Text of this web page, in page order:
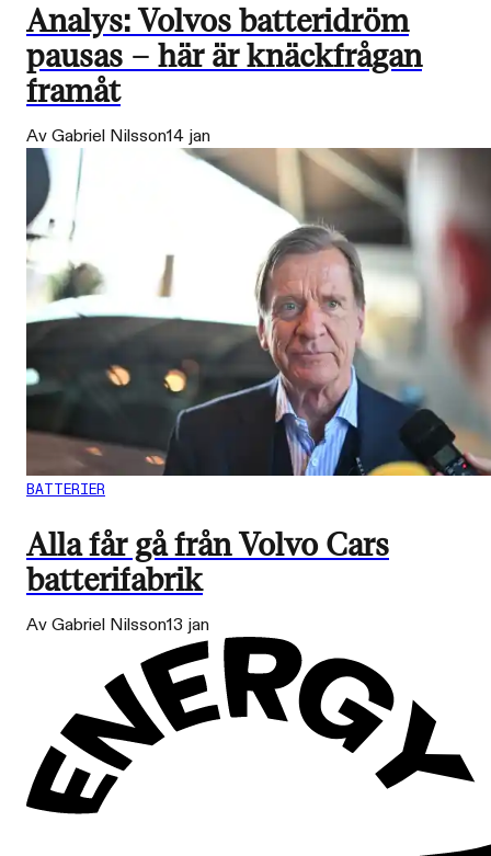
Analys: Volvos batteridröm
pausas – här är knäckfrågan
framåt
Av Gabriel Nilsson14 jan
BATTERIER
Alla får gå från Volvo Cars
batterifabrik
Av Gabriel Nilsson13 jan